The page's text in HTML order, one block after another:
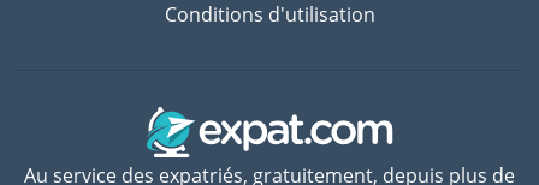
Conditions d'utilisation
Au service des expatriés, gratuitement, depuis plus de